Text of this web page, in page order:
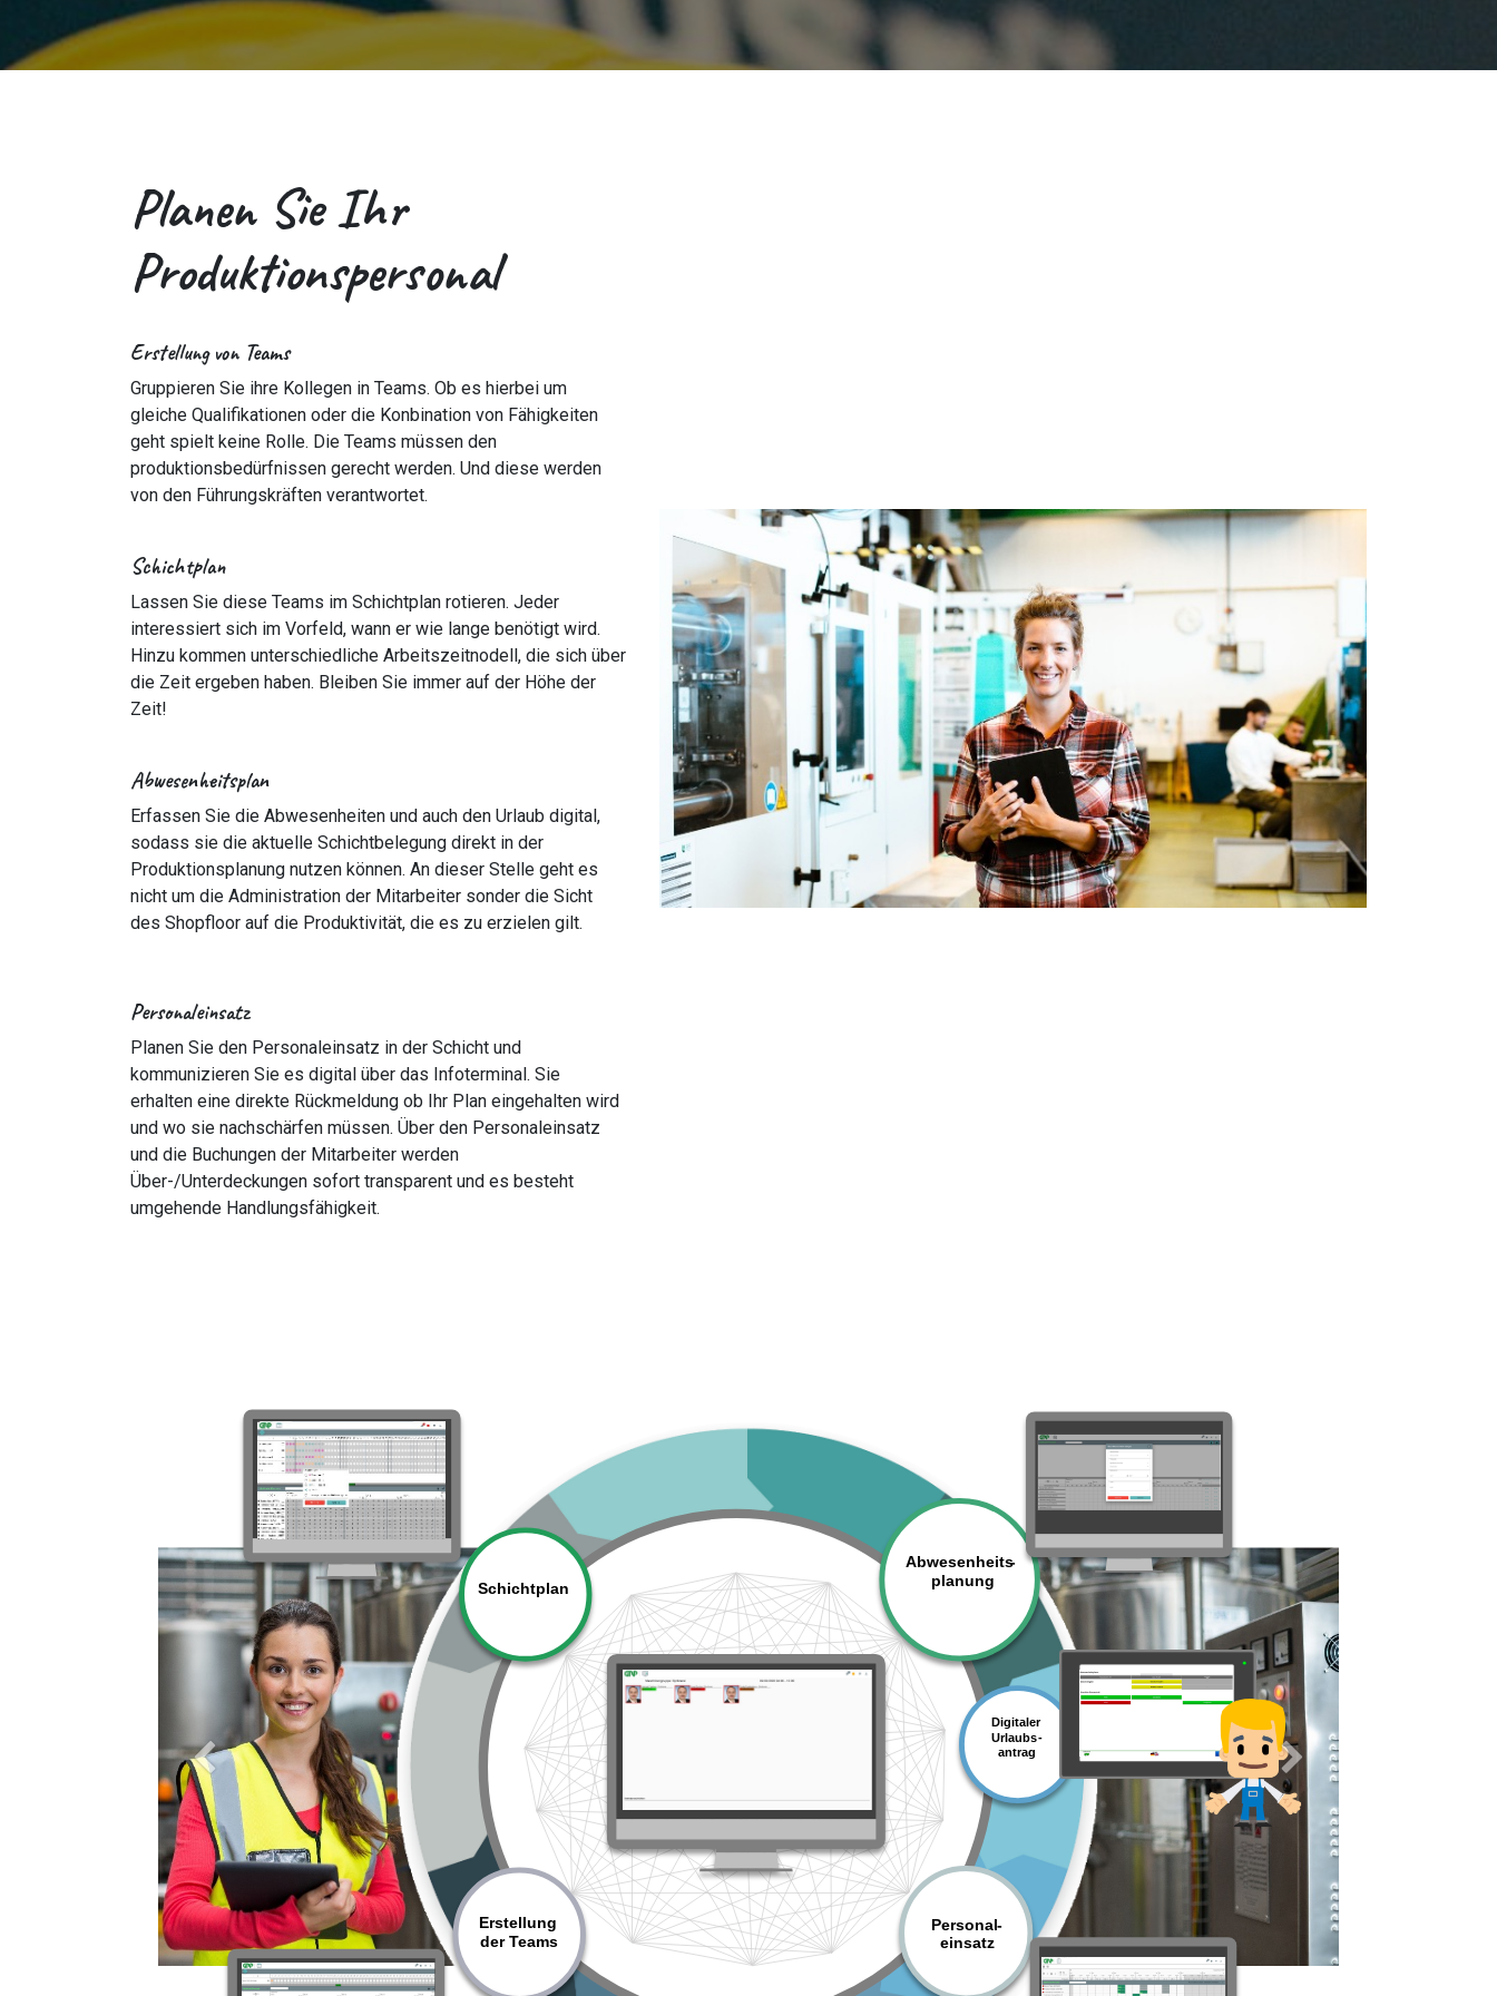
Planen Sie Ihr
Produktionspersonal
Erstellung von Teams
Gruppieren Sie ihre Kollegen in Teams. Ob es hierbei um
gleiche Qualifikationen oder die Konbination von Fähigkeiten
geht spielt keine Rolle. Die Teams müssen den
produktionsbedürfnissen gerecht werden. Und diese werden
von den Führungskräften verantwortet.
Schichtplan
Lassen Sie diese Teams im Schichtplan rotieren. Jeder
interessiert sich im Vorfeld, wann er wie lange benötigt wird.
Hinzu kommen unterschiedliche Arbeitszeitnodell, die sich über
die Zeit ergeben haben. Bleiben Sie immer auf der Höhe der
Zeit!
Abwesenheitsplan
Erfassen Sie die Abwesenheiten und auch den Urlaub digital,
sodass sie die aktuelle Schichtbelegung direkt in der
Produktionsplanung nutzen können. An dieser Stelle geht es
nicht um die Administration der Mitarbeiter sonder die Sicht
des Shopfloor auf die Produktivität, die es zu erzielen gilt.
Personaleinsatz
Planen Sie den Personaleinsatz in der Schicht und
kommunizieren Sie es digital über das Infoterminal. Sie
erhalten eine direkte Rückmeldung ob Ihr Plan eingehalten wird
und wo sie nachschärfen müssen. Über den Personaleinsatz
und die Buchungen der Mitarbeiter werden
Über-/Unterdeckungen sofort transparent und es besteht
umgehende Handlungsfähigkeit.
Vorherig Weiter